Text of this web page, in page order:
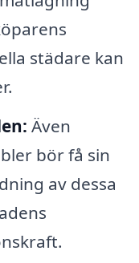
städare kan
Även
bör få sin
av dessa